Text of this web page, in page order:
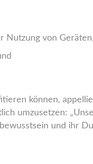
Nutzung von Geräten,
können,
umzusetzen:
und ihr